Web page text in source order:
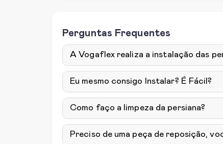
Perguntas Frequentes
A Vogaflex realiza a instalação das
Eu mesmo consigo Instalar? É Fácil?
Como faço a limpeza da persiana?
Preciso de uma peça de reposição,